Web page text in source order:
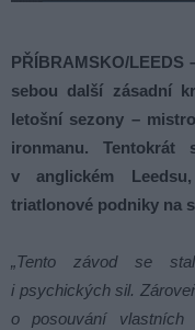
PŘÍBRAMSKO/LEEDS
sebou další zásadní
letošní sezony –
ironmanu.
v anglickém
triatlonové podniky na
„Tento závod se
i psychických sil.
o posouvání vlastních